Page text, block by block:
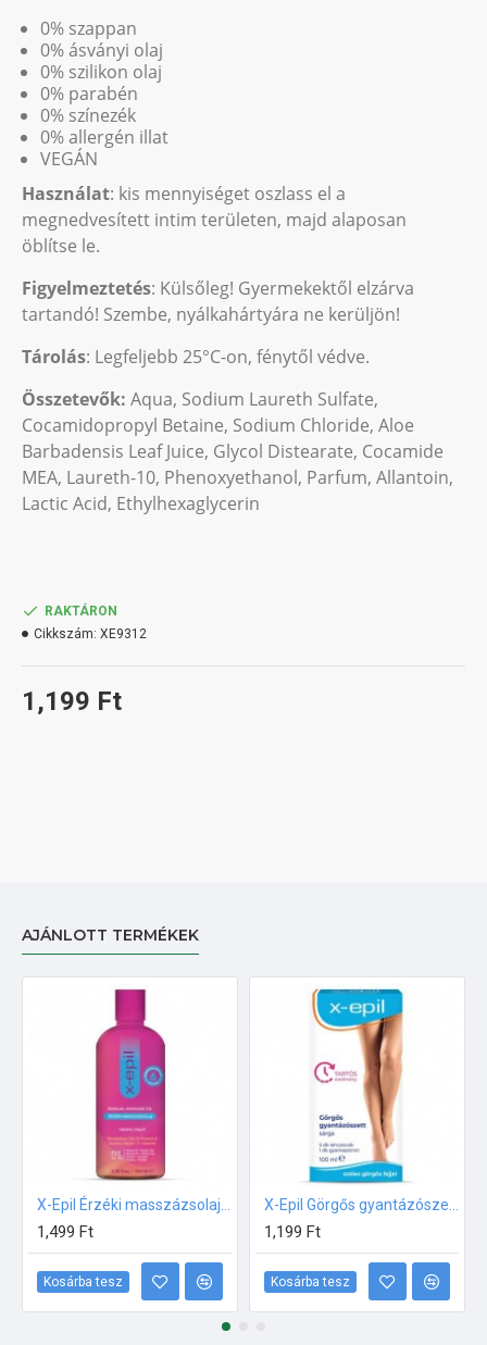
0% szappan
0% ásványi olaj
0% szilikon olaj
0% parabén
0% színezék
0% allergén illat
VEGÁN
Használat: kis mennyiséget oszlass el a
megnedvesített intim területen, majd alaposan
öblítse le.
Figyelmeztetés: Külsőleg! Gyermekektől elzárva
tartandó! Szembe, nyálkahártyára ne kerüljön!
Tárolás: Legfeljebb 25°C-on, fénytől védve.
Összetevők: Aqua, Sodium Laureth Sulfate,
Cocamidopropyl Betaine, Sodium Chloride, Aloe
Barbadensis Leaf Juice, Glycol Distearate, Cocamide
MEA, Laureth-10, Phenoxyethanol, Parfum, Allantoin,
Lactic Acid, Ethylhexaglycerin
1,199 Ft
RAKTÁRON
Cikkszám: XE9312
AJÁNLOTT TERMÉKEK
1,499 Ft
Kosárba tesz
1,199 Ft
Kosárba tesz